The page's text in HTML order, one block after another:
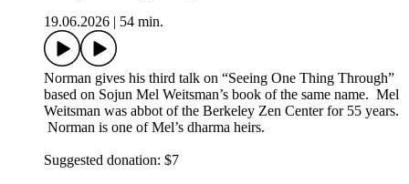
19.06.2026
54 min.
Norman gives his third talk on “Seeing One Thing Through”
based on Sojun Mel Weitsman’s book of the same name. Mel
Weitsman was abbot of the Berkeley Zen Center for 55 years.
Norman is one of Mel’s dharma heirs.
Suggested donation: $7